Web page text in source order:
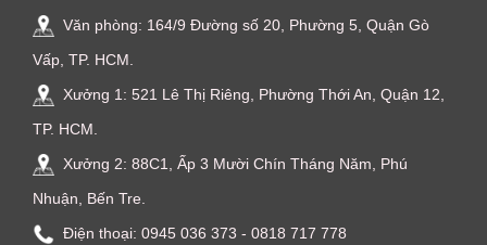
Văn phòng: 164/9 Đường số 20, Phường 5, Quận Gò
Vấp, TP. HCM.
Xưởng 1: 521 Lê Thị Riêng, Phường Thới An, Quận 12,
TP. HCM.
Xưởng 2: 88C1, Ấp 3 Mười Chín Tháng Năm, Phú
Nhuận, Bến Tre.
Điện thoại: ‭0945 036 373‬ - 0818 717 778